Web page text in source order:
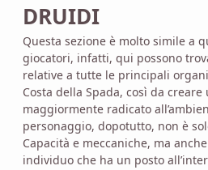
DRUIDI
Questa sezione è molto simile a
giocatori, infatti, qui possono
relative a tutte le principali
Costa della Spada, così da
maggiormente radicato
personaggio, dopotutto, non è
Capacità e meccaniche, ma
individuo che ha un posto